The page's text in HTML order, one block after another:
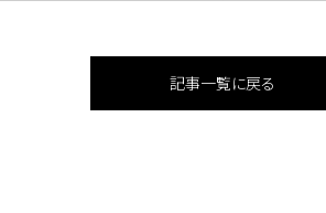
記事一覧に戻る